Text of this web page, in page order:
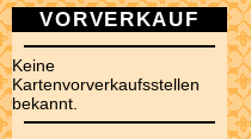
VORVERKAUF
Keine
Kartenvorverkaufsstellen
bekannt.